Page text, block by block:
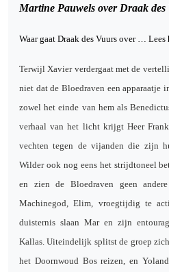
Martine Pauwels over Draak
Waar gaat Draak des Vuurs over …
Terwijl Xavier verdergaat met de
niet dat de Bloedraven een apparaatje
zowel het einde van hem als
verhaal van het licht krijgt Heer
vechten tegen de vijanden die zijn
Wilder ook nog eens het strijdtoneel
en zien de Bloedraven geen
Machinegod, Elim, vroegtijdig te
duisternis slaan Mar en zijn
Kallas. Uiteindelijk splitst de groep
het Doornwoud Bos reizen, en